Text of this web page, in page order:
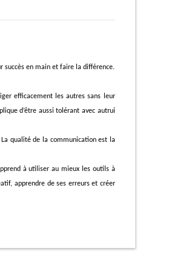
succès en main et faire la différence.
efficacement les autres sans leur
d’être aussi tolérant avec autrui
qualité de la communication est la
à utiliser au mieux les outils à
apprendre de ses erreurs et créer